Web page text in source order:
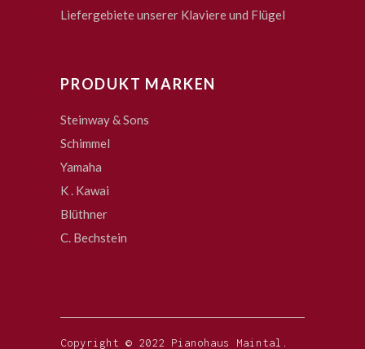
Liefergebiete unserer Klaviere und Flügel
PRODUKT MARKEN
Steinway & Sons
Schimmel
Yamaha
K . Kawai
Blüthner
C. Bechstein
Copyright © 2022 Pianohaus Maintal.